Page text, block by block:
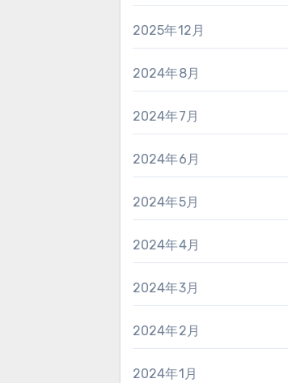
2025年12月
2024年8月
2024年7月
2024年6月
2024年5月
2024年4月
2024年3月
2024年2月
2024年1月